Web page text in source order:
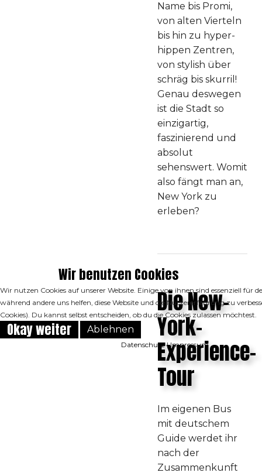
Name bis Promi,
von alten Vierteln
bis hin zu hyper-
hippen Zentren,
von stylish über
schräg bis skurril!
Genau deswegen
ist die Stadt so
einzigartig,
faszinierend und
absolut
sehenswert. Womit
also fängt man an,
New York zu
erleben?
Die New-
York-
Experience-
Tour
Im eigenen Bus
mit deutschem
Guide werdet ihr
nach der
Zusammenkunft
Wir benutzen Cookies
Wir nutzen Cookies auf unserer Website. Einige von ihnen sind essenziell für
während andere uns helfen, diese Website und die Nutzererfahrung zu
Cookies). Du kannst selbst entscheiden, ob du die Cookies zulassen möchtest.
Okay weiter Ablehnen
Datenschutz|Impressum